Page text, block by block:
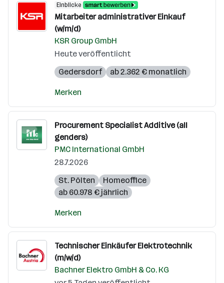
Einblicke
Mitarbeiter administrativer Einkauf
(w/m/d)
KSR Group GmbH
Heute veröffentlicht
Gedersdorf
ab 2.362 € monatlich
Merken
Procurement Specialist Additive (all
genders)
PMC International GmbH
28.7.2026
St. Pölten
Homeoffice
ab 60.978 € jährlich
Merken
Technischer Einkäufer Elektrotechnik
(m/w/d)
Bachner Elektro GmbH & Co. KG